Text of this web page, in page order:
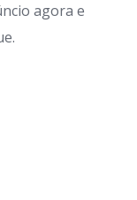
agora e